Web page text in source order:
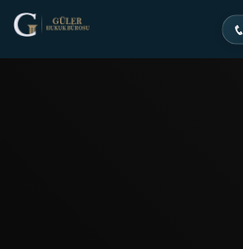
Ana Sayfa